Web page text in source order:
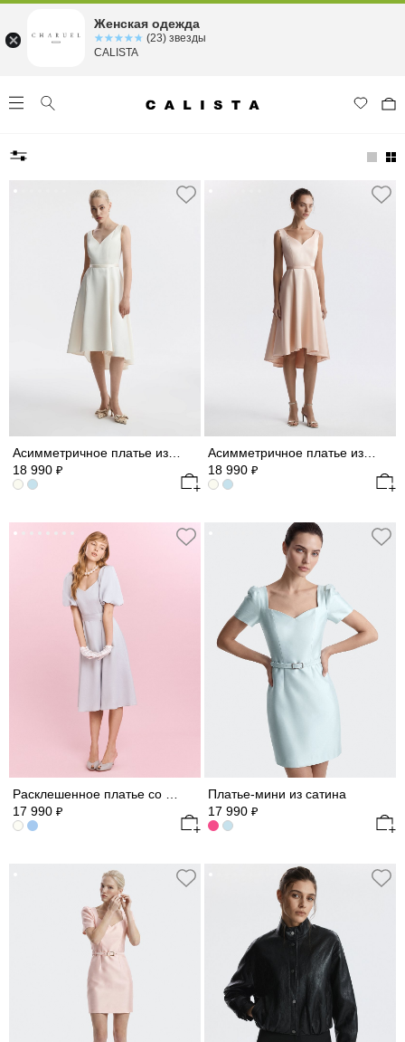
18 990 ₽
18 990 ₽
17 990 ₽
Платье-мини из сатина
17 990 ₽
Женская одежда
☆☆☆☆☆
★★★★★ (23) звезды
CALISTA